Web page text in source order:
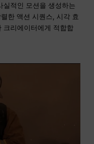
실적인 모션을 생성하는
한 액션 시퀀스, 시각 효
크리에이터에게 적합합